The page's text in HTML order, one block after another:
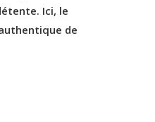
Ici, le
de